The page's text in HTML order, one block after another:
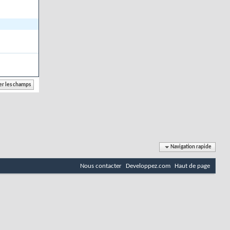
Navigation rapide
Nous contacter Developpez.com Haut de page